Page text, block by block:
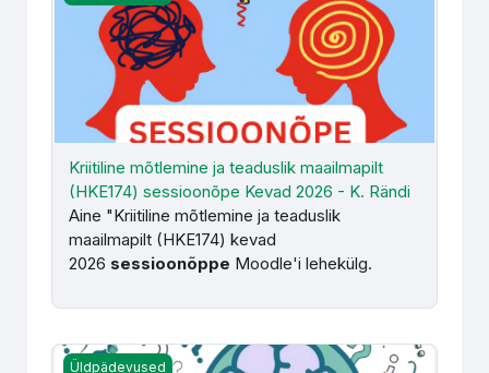
Kriitiline mõtlemine ja teaduslik maailmapilt
(HKE174) sessioonõpe Kevad 2026 - K. Rändi
Aine "Kriitiline mõtlemine ja teaduslik
maailmapilt (HKE174) kevad
2026 sessioonõppe Moodle'i lehekülg.
Kriitiline mõtlemine ja teaduslik maailmapilt (HKE174)
Üldpädevused